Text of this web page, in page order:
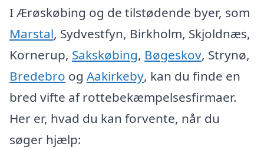
I Ærøskøbing og de tilstødende byer, som
Marstal, Sydvestfyn, Birkholm, Skjoldnæs,
Kornerup, Sakskøbing, Bøgeskov, Strynø,
Bredebro og Aakirkeby, kan du finde en
bred vifte af rottebekæmpelsesfirmaer.
Her er, hvad du kan forvente, når du
søger hjælp: